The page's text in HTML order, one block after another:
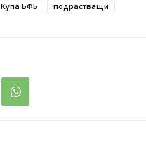
Купа БФБ подрастващи